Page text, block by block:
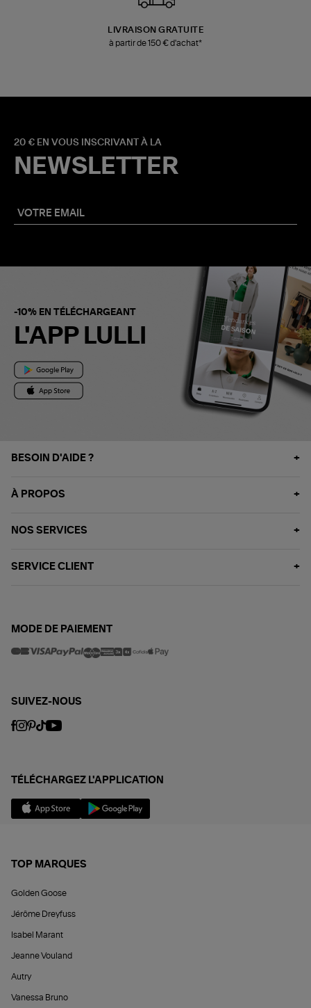
LIVRAISON GRATUITE
à partir de 150 € d'achat*
20 € EN VOUS INSCRIVANT À LA
NEWSLETTER
-10% EN TÉLÉCHARGEANT
L'APP LULLI
BESOIN D'AIDE ?
À PROPOS
NOS SERVICES
SERVICE CLIENT
MODE DE PAIEMENT
SUIVEZ-NOUS
TÉLÉCHARGEZ L'APPLICATION
TOP MARQUES
Golden Goose
Jérôme Dreyfuss
Isabel Marant
Jeanne Vouland
Autry
Vanessa Bruno